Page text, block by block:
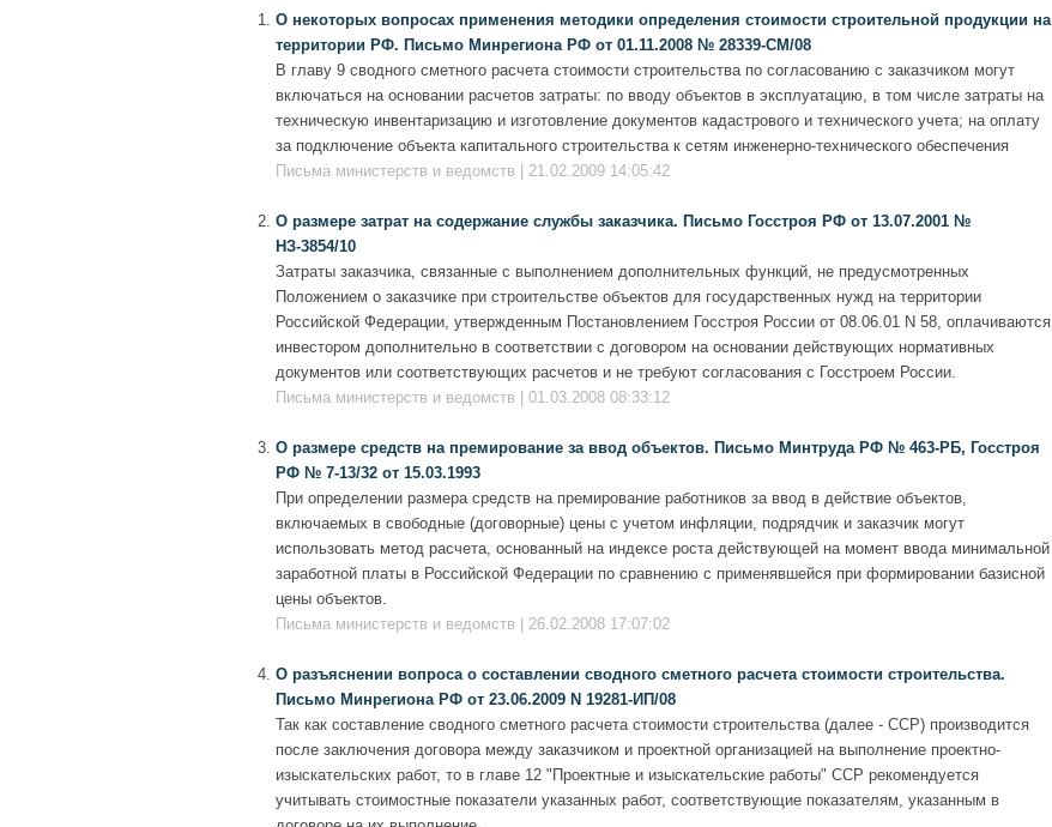
О некоторых вопросах применения методики определения стоимости строительной продукции на
территории РФ. Письмо Минрегиона РФ от 01.11.2008 № 28339-СМ/08
В главу 9 сводного сметного расчета стоимости строительства по согласованию с заказчиком могут
включаться на основании расчетов затраты: по вводу объектов в эксплуатацию, в том числе затраты на
техническую инвентаризацию и изготовление документов кадастрового и технического учета; на оплату
за подключение объекта капитального строительства к сетям инженерно-технического обеспечения
Письма министерств и ведомств | 21.02.2009 14:05:42
О размере затрат на содержание службы заказчика. Письмо Госстроя РФ от 13.07.2001 №
НЗ-3854/10
Затраты заказчика, связанные с выполнением дополнительных функций, не предусмотренных
Положением о заказчике при строительстве объектов для государственных нужд на территории
Российской Федерации, утвержденным Постановлением Госстроя России от 08.06.01 N 58, оплачиваются
инвестором дополнительно в соответствии с договором на основании действующих нормативных
документов или соответствующих расчетов и не требуют согласования с Госстроем России.
Письма министерств и ведомств | 01.03.2008 08:33:12
О размере средств на премирование за ввод объектов. Письмо Минтруда РФ № 463-РБ, Госстроя
РФ № 7-13/32 от 15.03.1993
При определении размера средств на премирование работников за ввод в действие объектов,
включаемых в свободные (договорные) цены с учетом инфляции, подрядчик и заказчик могут
использовать метод расчета, основанный на индексе роста действующей на момент ввода минимальной
заработной платы в Российской Федерации по сравнению с применявшейся при формировании базисной
цены объектов.
Письма министерств и ведомств | 26.02.2008 17:07:02
О разъяснении вопроса о составлении сводного сметного расчета стоимости строительства.
Письмо Минрегиона РФ от 23.06.2009 N 19281-ИП/08
Так как составление сводного сметного расчета стоимости строительства (далее - ССР) производится
после заключения договора между заказчиком и проектной организацией на выполнение проектно-
изыскательских работ, то в главе 12 "Проектные и изыскательские работы" ССР рекомендуется
учитывать стоимостные показатели указанных работ, соответствующие показателям, указанным в